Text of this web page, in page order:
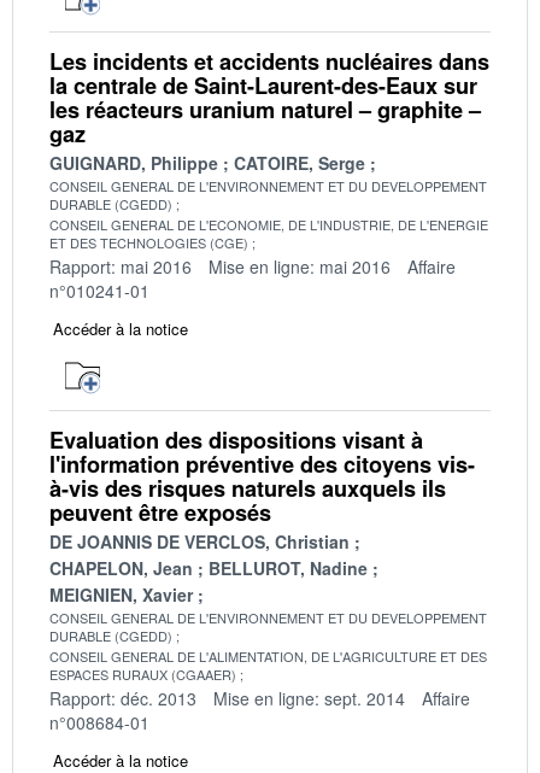
Les incidents et accidents nucléaires dans
la centrale de Saint-Laurent-des-Eaux sur
les réacteurs uranium naturel – graphite –
gaz
GUIGNARD, Philippe CATOIRE, Serge
CONSEIL GENERAL DE L'ENVIRONNEMENT ET DU DEVELOPPEMENT
DURABLE (CGEDD)
CONSEIL GENERAL DE L'ECONOMIE, DE L'INDUSTRIE, DE L'ENERGIE
ET DES TECHNOLOGIES (CGE)
Rapport: mai 2016 Mise en ligne: mai 2016
Affaire
n°010241-01
Accéder à la notice
Evaluation des dispositions visant à
l'information préventive des citoyens vis-
à-vis des risques naturels auxquels ils
peuvent être exposés
DE JOANNIS DE VERCLOS, Christian
CHAPELON, Jean
BELLUROT, Nadine
MEIGNIEN, Xavier
CONSEIL GENERAL DE L'ENVIRONNEMENT ET DU DEVELOPPEMENT
DURABLE (CGEDD)
CONSEIL GENERAL DE L'ALIMENTATION, DE L'AGRICULTURE ET DES
ESPACES RURAUX (CGAAER)
Rapport: déc. 2013 Mise en ligne: sept. 2014
Affaire
n°008684-01
Accéder à la notice